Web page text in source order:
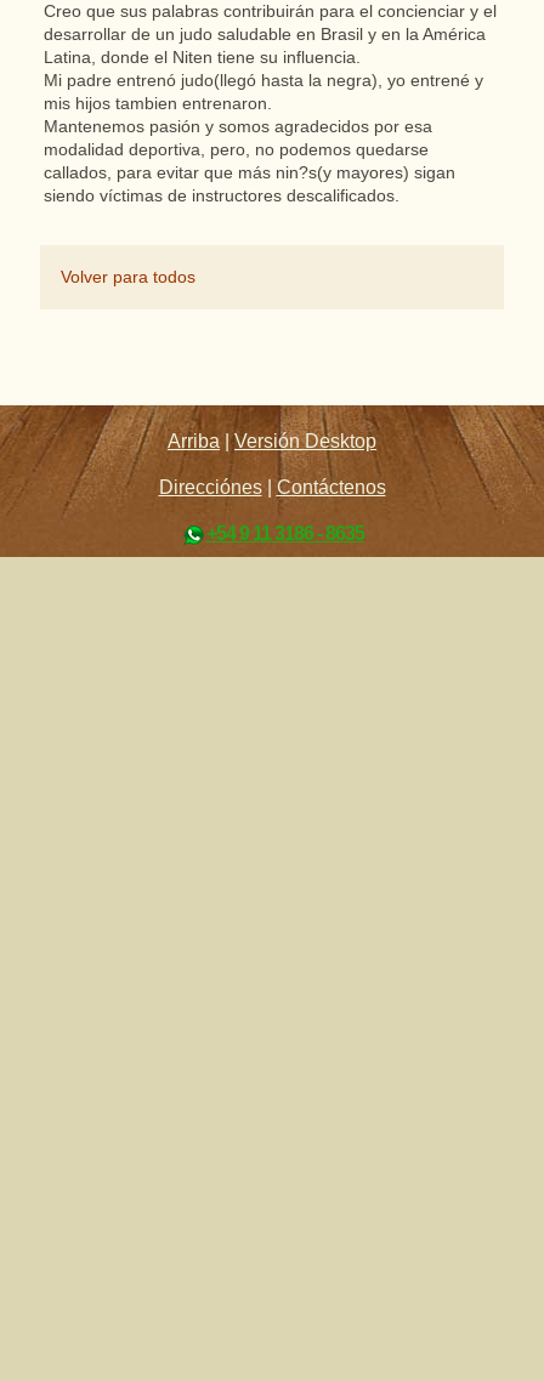
Creo que sus palabras contribuirán para el concienciar y el
desarrollar de un judo saludable en Brasil y en la América
Latina, donde el Niten tiene su influencia.
Mi padre entrenó judo(llegó hasta la negra), yo entrené y
mis hijos tambien entrenaron.
Mantenemos pasión y somos agradecidos por esa
modalidad deportiva, pero, no podemos quedarse
callados, para evitar que más nin?s(y mayores) sigan
siendo víctimas de instructores descalificados.
Volver para todos
Arriba |Versión Desktop
Direcciónes| Contáctenos
+54 9 11 3186 - 8635